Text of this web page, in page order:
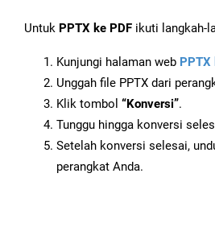
Untuk PPTX ke PDF ikuti langkah-
Kunjungi halaman web PPTX
Unggah file PPTX dari
Klik tombol “Konversi”.
Tunggu hingga konversi
Setelah konversi selesai,
perangkat Anda.